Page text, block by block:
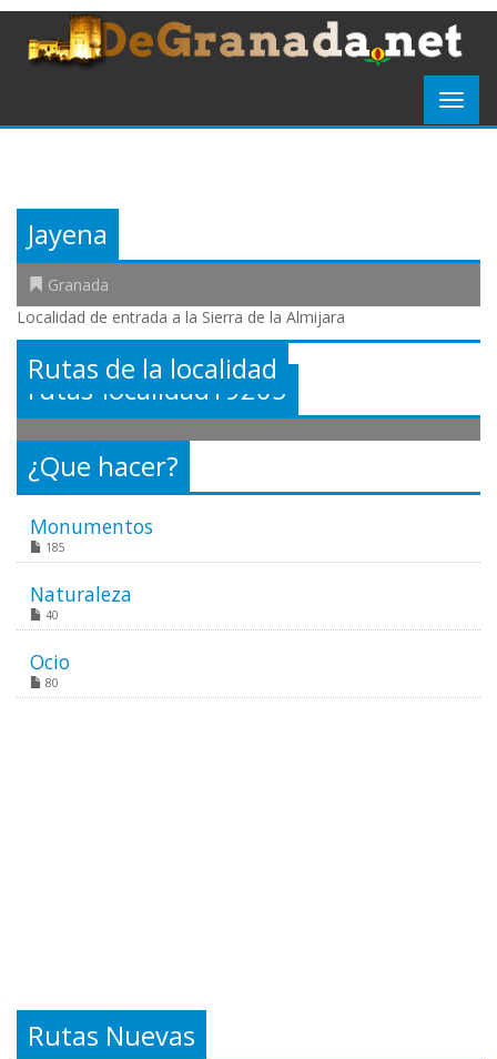
Jayena
Granada
Localidad de entrada a la Sierra de la Almijara
Rutas de la localidad
rutas-localidad19205
¿Que hacer?
Monumentos
185
Naturaleza
40
Ocio
80
Rutas Nuevas